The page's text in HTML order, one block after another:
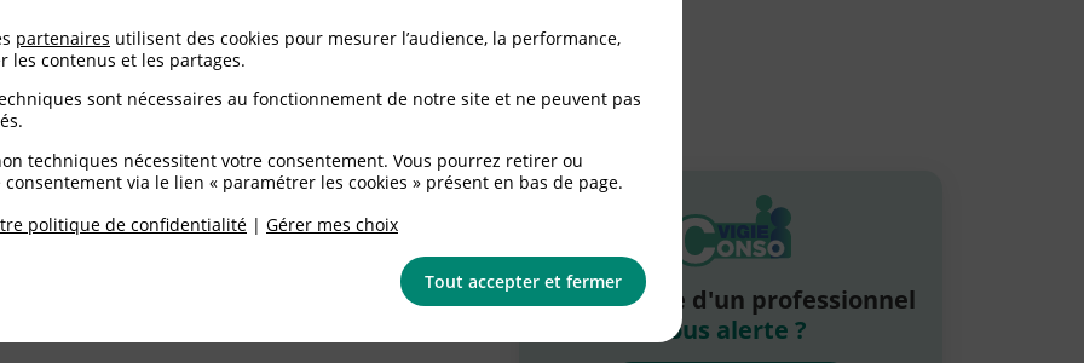
> Le sirop de glucose-fructose
fructose
La pratique d'un professionnel
vous alerte ?
partenaires utilisent des cookies pour mesurer l’audience, la performance,
les contenus et les partages.
sont nécessaires au fonctionnement de notre site et ne peuvent pas
techniques nécessitent votre consentement. Vous pourrez retirer ou
via le lien « paramétrer les cookies » présent en bas de page.
politique de confidentialité | Gérer mes choix
Tout accepter et fermer